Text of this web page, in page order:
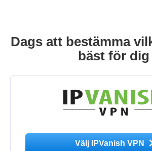
Dags att bestämma
bäst för dig
Välj IPVanish VPN